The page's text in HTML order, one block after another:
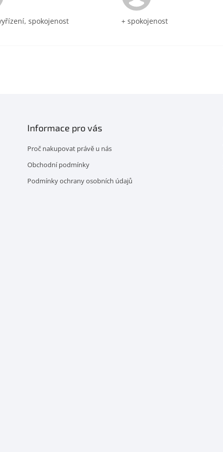
spokojenost + spokojenost
Informace pro vás
Proč nakupovat právě u nás
Obchodní podmínky
Podmínky ochrany osobních údajů